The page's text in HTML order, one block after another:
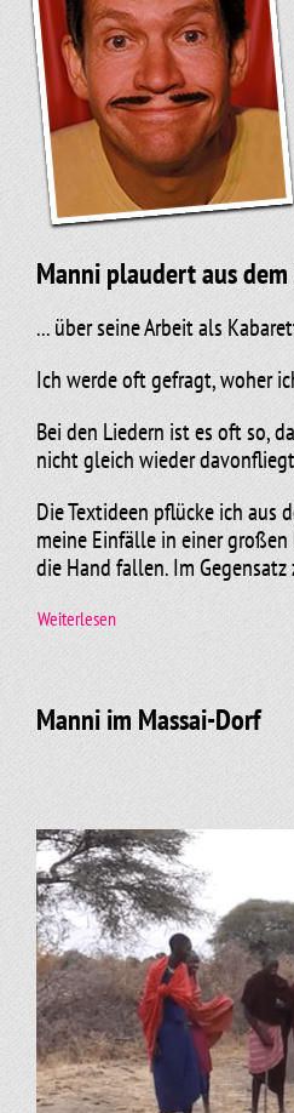
Manni plaudert aus dem
... über seine Arbeit als
Ich werde oft gefragt, woher
Bei den Liedern ist es oft so,
nicht gleich wieder
Die Textideen pflücke ich aus
meine Einfälle in einer
die Hand fallen. Im
Weiterlesen
Recherchieren verbunden.
Manni im Massai-Dorf